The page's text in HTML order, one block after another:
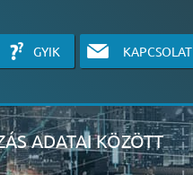
GYIK KAPCSOLAT
ADATAI KÖZÖTT